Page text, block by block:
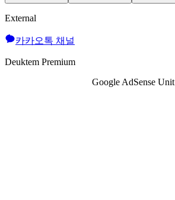
External
카카오톡 채널
Deuktem Premium
Google AdSense Unit